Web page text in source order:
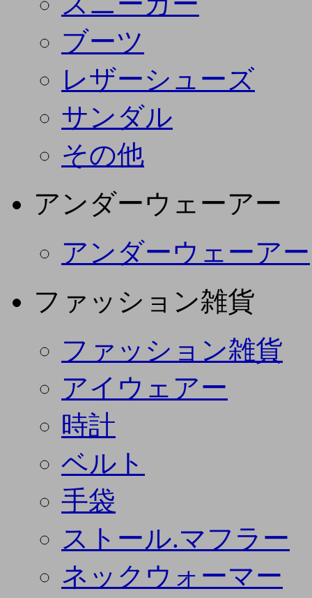
ブーツ
レザーシューズ
サンダル
その他
アンダーウェーアー
アンダーウェーアー
ファッション雑貨
ファッション雑貨
アイウェアー
時計
ベルト
手袋
ストール.マフラー
ネックウォーマー